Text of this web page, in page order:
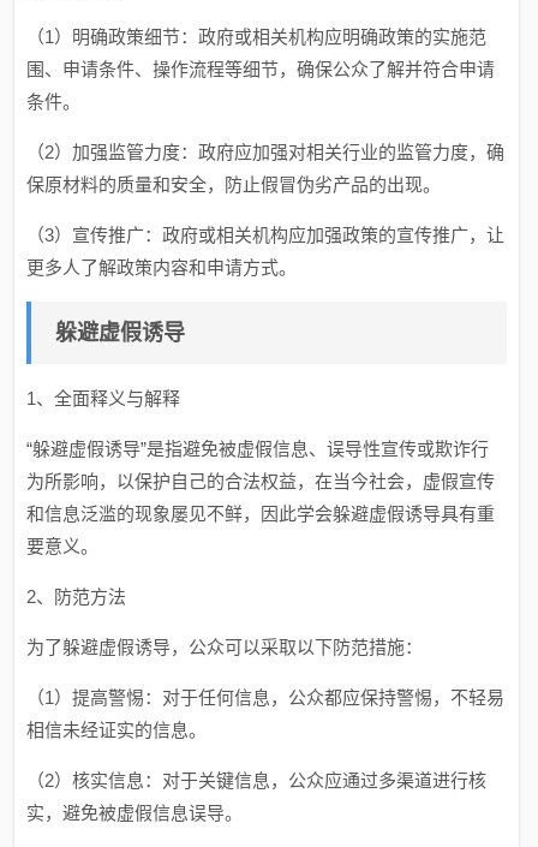
（1）明确政策细节：政府或相关机构应明确政策的实施范
围、申请条件、操作流程等细节，确保公众了解并符合申请
条件。
（2）加强监管力度：政府应加强对相关行业的监管力度，确
保原材料的质量和安全，防止假冒伪劣产品的出现。
（3）宣传推广：政府或相关机构应加强政策的宣传推广，让
更多人了解政策内容和申请方式。
躲避虚假诱导
1、全面释义与解释
“躲避虚假诱导”是指避免被虚假信息、误导性宣传或欺诈行
为所影响，以保护自己的合法权益，在当今社会，虚假宣传
和信息泛滥的现象屡见不鲜，因此学会躲避虚假诱导具有重
要意义。
2、防范方法
为了躲避虚假诱导，公众可以采取以下防范措施：
（1）提高警惕：对于任何信息，公众都应保持警惕，不轻易
相信未经证实的信息。
（2）核实信息：对于关键信息，公众应通过多渠道进行核
实，避免被虚假信息误导。